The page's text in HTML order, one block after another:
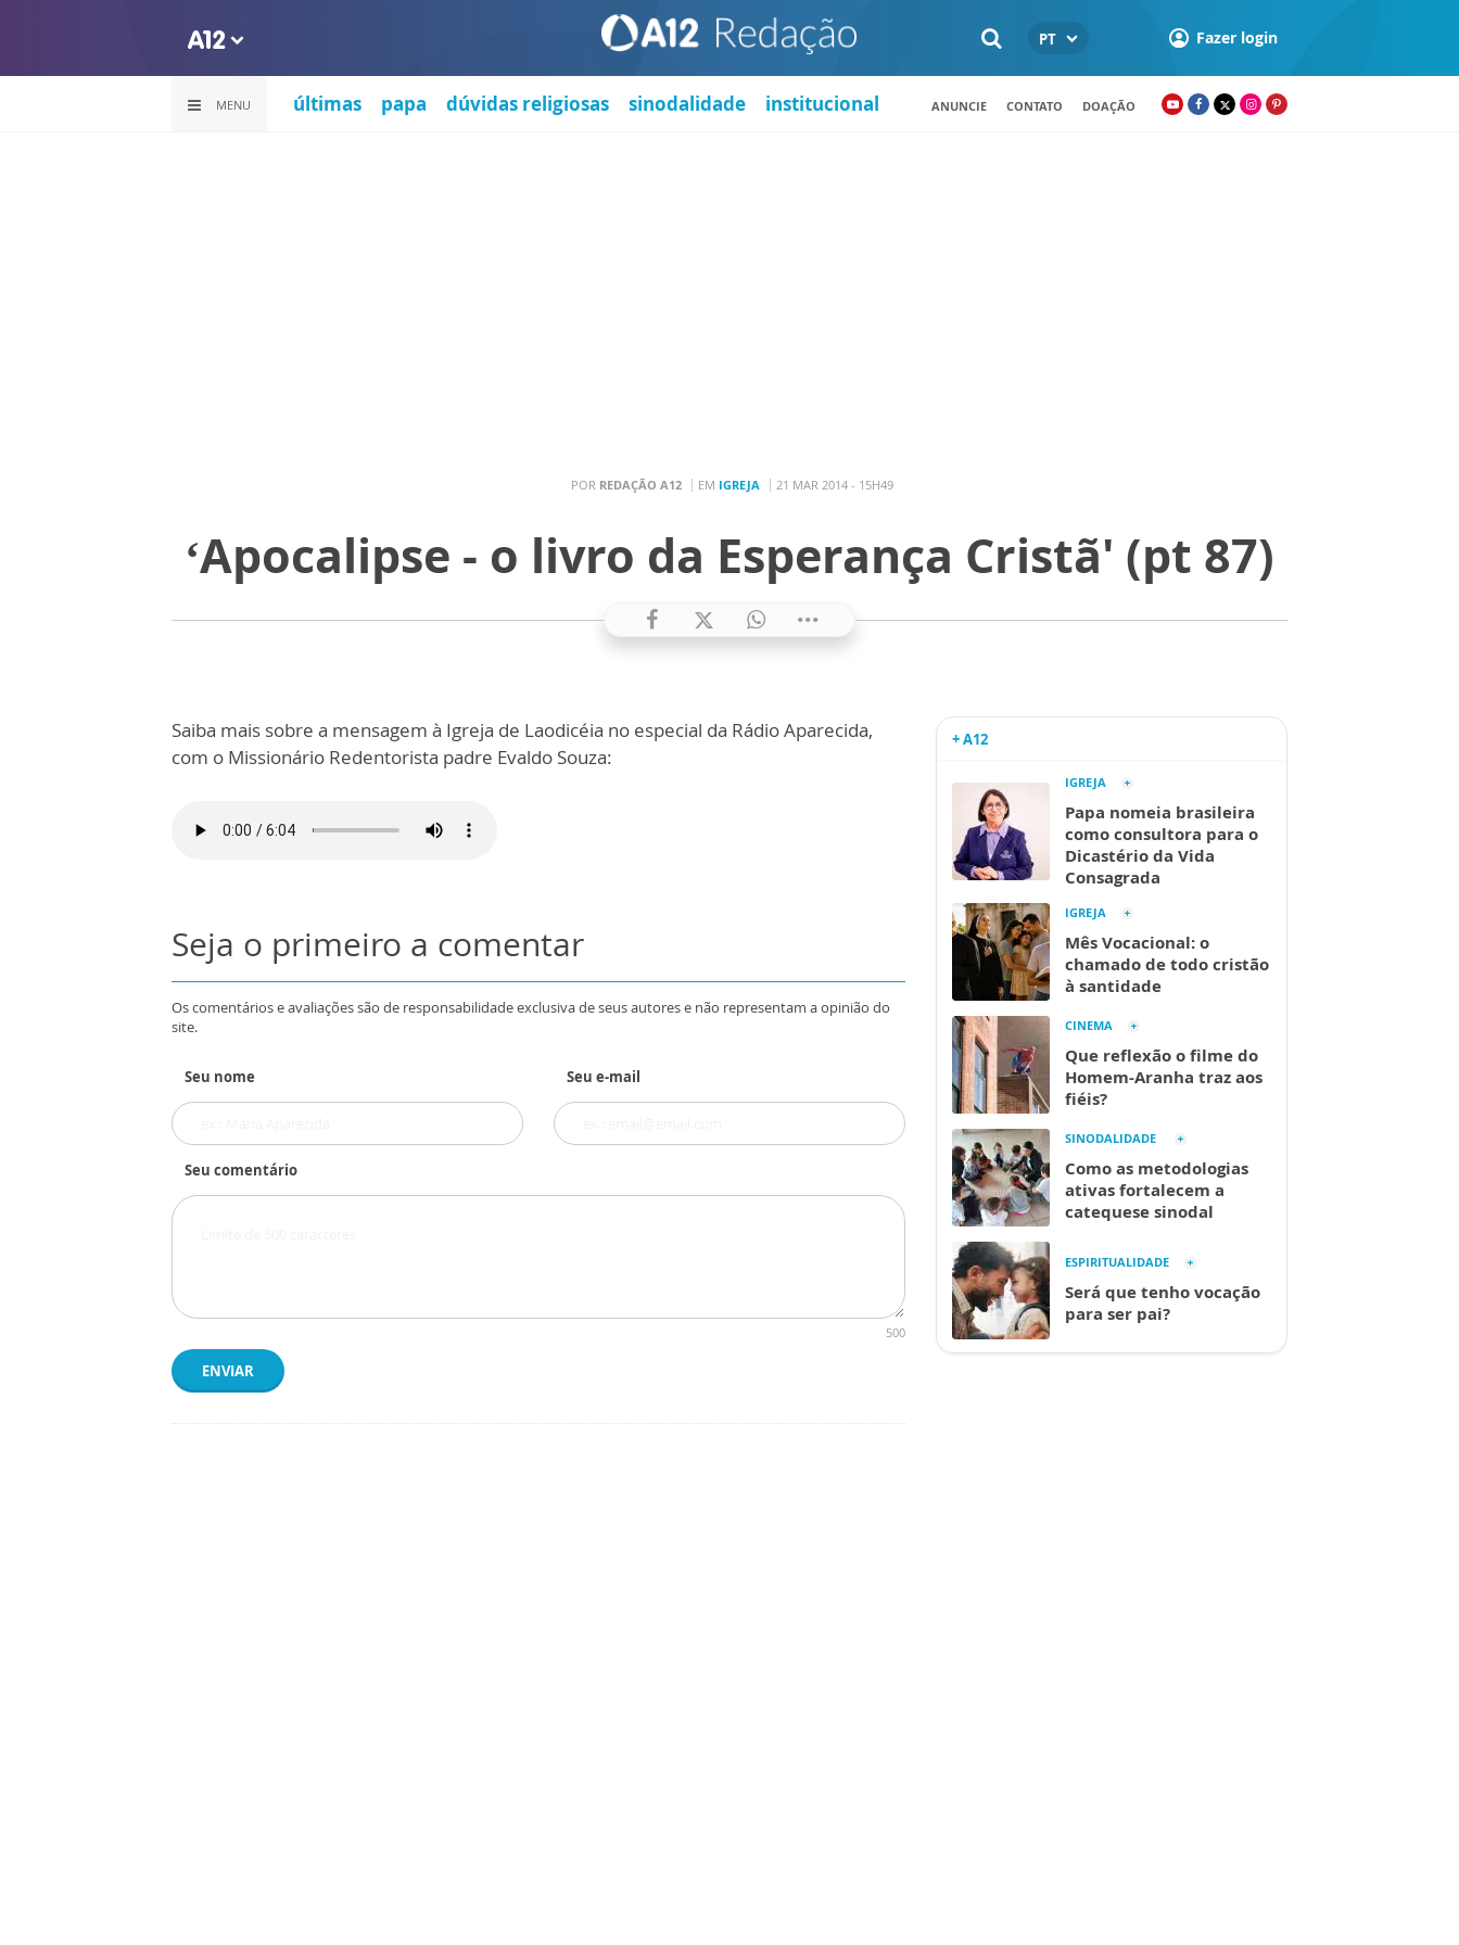
PT Fazer login
MENU últimas papa dúvidas religiosas sinodalidade institucional ANUNCIE CONTATO DOAÇÃO
POR REDAÇÃO A12 EM IGREJA 21 MAR 2014 - 15H49
‘Apocalipse - o livro da Esperança Cristã' (pt 87)
Saiba mais sobre a mensagem à Igreja de Laodicéia no especial da Rádio Aparecida,
com o Missionário Redentorista padre Evaldo Souza:
Seja o primeiro a comentar
Os comentários e avaliações são de responsabilidade exclusiva de seus autores e não representam a opinião do
site.
Seu nome Seu e-mail
Seu comentário
500
ENVIAR
+ A12
IGREJA
Papa nomeia brasileira
como consultora para o
Dicastério da Vida
Consagrada
IGREJA
Mês Vocacional: o
chamado de todo cristão
à santidade
CINEMA
Que reflexão o filme do
Homem-Aranha traz aos
fiéis?
SINODALIDADE
Como as metodologias
ativas fortalecem a
catequese sinodal
ESPIRITUALIDADE
Será que tenho vocação
para ser pai?